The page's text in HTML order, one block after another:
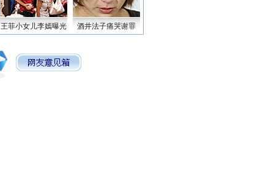
王菲小女儿李嫣曝光 酒井法子痛哭谢罪